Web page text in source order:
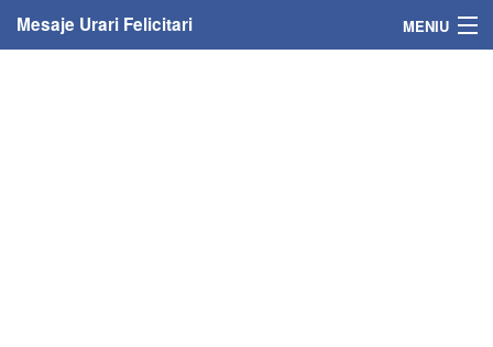
Mesaje Urari Felicitari MENIU